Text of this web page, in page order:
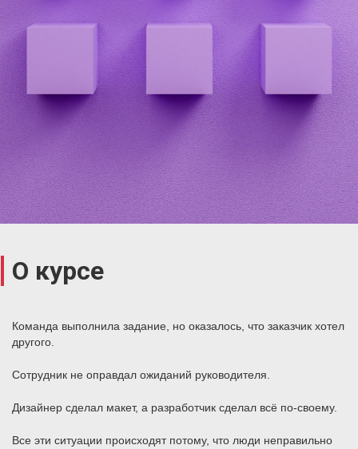
О курсе
Команда выполнила задание, но оказалось, что заказчик хотел
другого.
Сотрудник не оправдал ожиданий руководителя.
Дизайнер сделал макет, а разработчик сделал всё по-своему.
Все эти ситуации происходят потому, что люди неправильно